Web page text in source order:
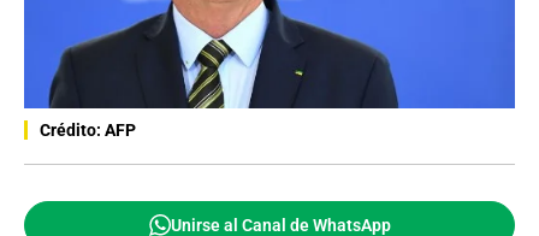
Crédito: AFP
Unirse al Canal de WhatsApp